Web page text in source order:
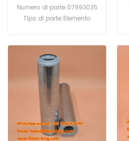
Numero di parte:07993035
Tipo di parte:Elemento
Quantità minima
d'ordine:60 pezzi
Compatibilità:Bomag
MPH120 MPH122 MPH125
RS460 RS500 RS650.